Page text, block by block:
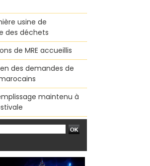
usine de
des déchets
de MRE accueillis
des demandes de
maintenu à